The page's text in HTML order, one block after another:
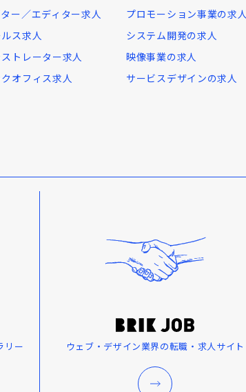
ー／エディター求人
ス求人
トレーター求人
オフィス求人
プロモーション事業の求人
システム開発の求人
映像事業の求人
サービスデザインの求人
リー ウェブ・デザイン業界の転職・求人サイト